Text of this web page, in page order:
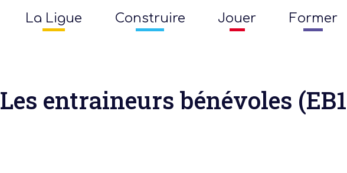
La Ligue Construire Jouer Former
Les entraineurs bénévoles